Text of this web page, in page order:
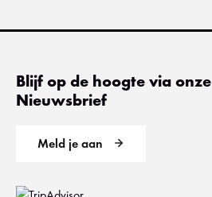
Blijf op de hoogte via onze
Nieuwsbrief
Meld je aan